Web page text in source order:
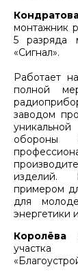
монтажник
5 разряда
«Сигнал».
Работает
полной
заводом
изделий.
примером
для
энергетики
Королёва
участка